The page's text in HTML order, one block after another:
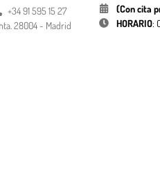
+34 91 595 15 27
28004 - Madrid
(Con cita
HORARIO: